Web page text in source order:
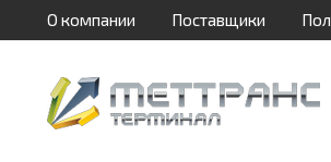
О компании Поставщики